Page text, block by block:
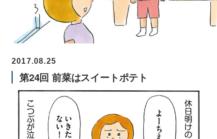
2017.08.25
第24回 前菜はスイートポテト